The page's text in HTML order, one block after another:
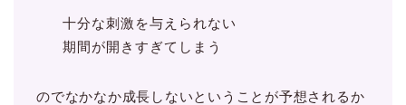
十分な刺激を与えられない
期間が開きすぎてしまう
のでなかなか成長しないということが予想されるか